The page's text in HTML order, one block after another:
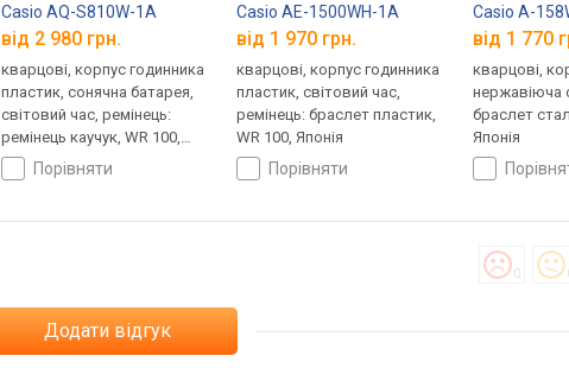
Casio AQ-S810W-1A
від 2 980 грн.
кварцові, корпус годинника
пластик, сонячна батарея,
світовий час, ремінець:
ремінець каучук, WR 100,
Японіяпорівняти
Casio AE-1500WH-1A
від 1 970 грн.
кварцові, корпус годинника
пластик, світовий час,
ремінець: браслет пластик,
WR 100, Японія
порівняти
Casio A-
від 1 770
кварцові,
нержавіюча
браслет
Японія
0
Додати відгук